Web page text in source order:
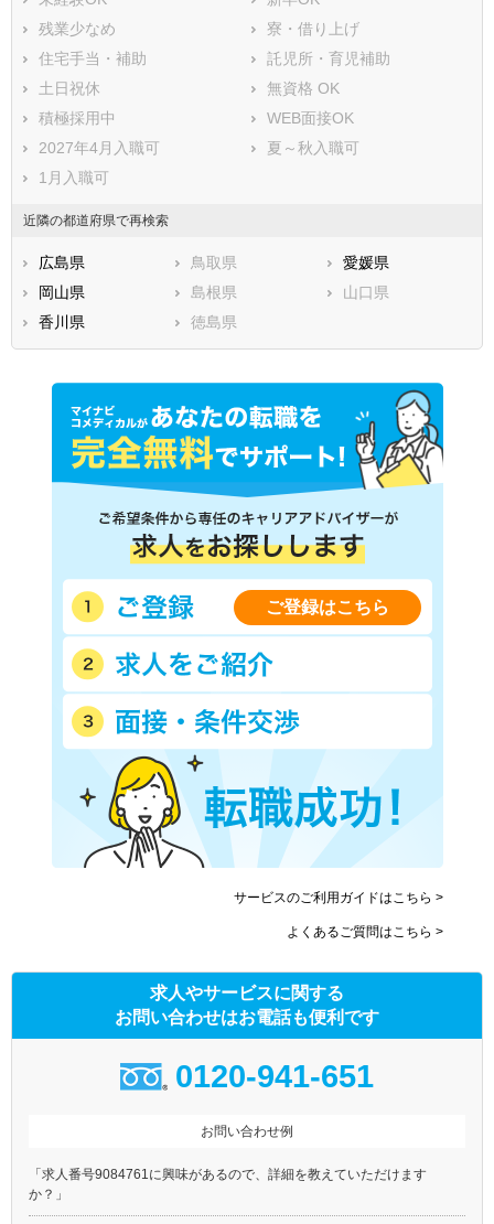
残業少なめ
寮・借り上げ
住宅手当・補助
託児所・育児補助
土日祝休
無資格 OK
積極採用中
WEB面接OK
2027年4月入職可
夏～秋入職可
1月入職可
近隣の都道府県で再検索
広島県 鳥取県
愛媛県
岡山県
島根県
山口県
香川県
徳島県
ご登録はこちら
サービスのご利用ガイドはこちら >
よくあるご質問はこちら >
求人やサービスに関する
お問い合わせはお電話も便利です
0120-941-651
お問い合わせ例
「求人番号9084761に興味があるので、詳細を教えていただけます
か？」